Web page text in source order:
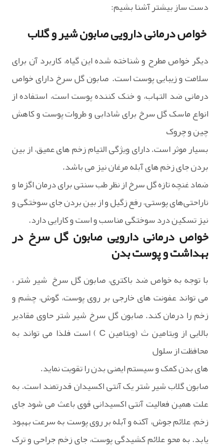
دست ساز بیشتر آشنا بشیم:
خواص درمانی دارویی صابون شیر و گلاب
دیگر خواص مطرح و شناخته شده این گیاه، کاربرد آن برای
سلامت و زیبایی پوست است. صابون گل سرخ دارای خواص
درمانی ضد التهاب، و خنک کننده پوست است، استفاده از
انواع ماسک گل سرخ برای شادابی و طروات پوست و کاهش
چین و چروک
بسیار موثر است. دارای ویژگی التیام زخم های عمیق، از بین
بردن جای زخم های آبله مرغان نیز می باشد.
ضماد غنچه تازه گل سرخ از نظر طب سنتی برای درمان اگزما و
ناراحتی‌های پوستی، رفع زگیل و از بین بردن جای سوختگی و
نیز تسکین درد سوختگی مناسب و است و کارایی دارد.
خواص درمانی دارویی صابون گل سرخ در
بهداشت و پوست بدن
با توجه به خواص ضد باکتری، صابون گل سرخ شیر شتر ،
می تواند عفونت های خارجی بر روی پوست، گوش، چشم و
زخم را درمان کند. صابون گل سرخ شیر شتر حاوی مقادیر
بالایی از ویتامین ث (ویتامین C ) است فلذا می تواند به
محافظت از سلول
های بدن کمک و سیستم ایمنی بدن را تقویت نماید.
صابون گلاب شیر شتر یک آنتی اکسیدان قدرتمند است. به
علت همین فعالیت آنتی اکسیدانی قوی باعث می شود جای
زخم، علائم جوش، آکنه و آبله بر روی پوست به سرعت بهبود
یابد. به محو علائم کشیدگی پوست، جای زخم جراحی و ترک